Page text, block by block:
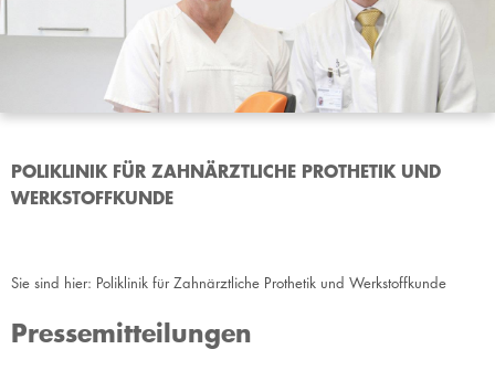
POLIKLINIK FÜR ZAHNÄRZTLICHE PROTHETIK UND
WERKSTOFFKUNDE
Sie sind hier: Poliklinik für Zahnärztliche Prothetik und Werkstoffkunde
Pressemitteilungen